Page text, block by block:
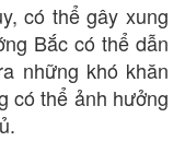
có thể gây xung
Bắc có thể dẫn
những khó khăn
có thể ảnh hưởng